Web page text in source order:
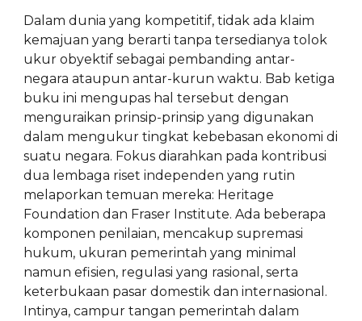
Dalam dunia yang kompetitif, tidak ada klaim
kemajuan yang berarti tanpa tersedianya tolok
ukur obyektif sebagai pembanding antar-
negara ataupun antar-kurun waktu. Bab ketiga
buku ini mengupas hal tersebut dengan
menguraikan prinsip-prinsip yang digunakan
dalam mengukur tingkat kebebasan ekonomi di
suatu negara. Fokus diarahkan pada kontribusi
dua lembaga riset independen yang rutin
melaporkan temuan mereka: Heritage
Foundation dan Fraser Institute. Ada beberapa
komponen penilaian, mencakup supremasi
hukum, ukuran pemerintah yang minimal
namun efisien, regulasi yang rasional, serta
keterbukaan pasar domestik dan internasional.
Intinya, campur tangan pemerintah dalam